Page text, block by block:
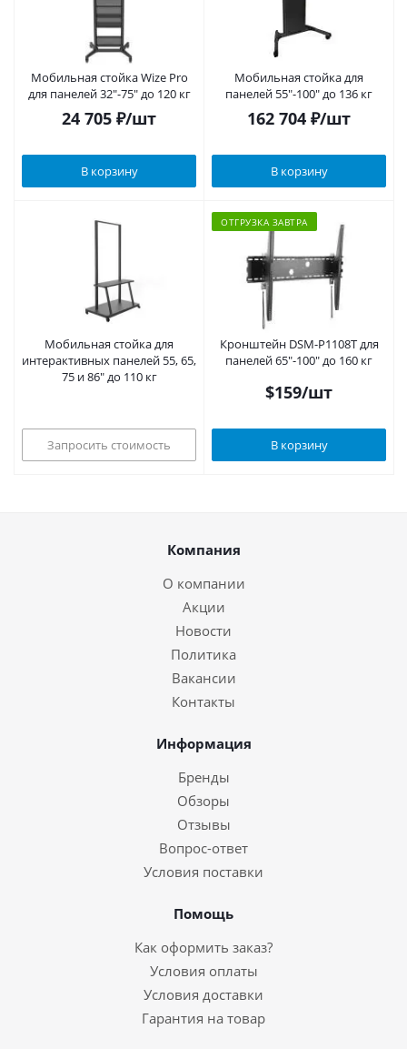
Мобильная стойка Wize Pro
для панелей 32"-75" до 120 кг
24 705 ₽/шт
В корзину
Мобильная стойка для
панелей 55"-100" до 136 кг
162 704 ₽/шт
В корзину
Мобильная стойка для
интерактивных панелей 55, 65,
75 и 86" до 110 кг
Запросить стоимость
ОТГРУЗКА ЗАВТРА
Кронштейн DSM-P1108T для
панелей 65"-100" до 160 кг
$159/шт
В корзину
Компания
О компании
Акции
Новости
Политика
Вакансии
Контакты
Информация
Бренды
Обзоры
Отзывы
Вопрос-ответ
Условия поставки
Помощь
Как оформить заказ?
Условия оплаты
Условия доставки
Гарантия на товар